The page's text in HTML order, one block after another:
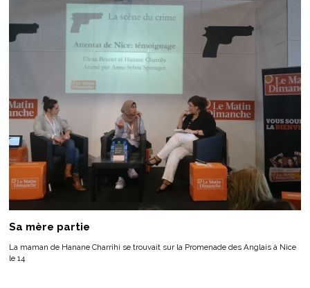
Sa mère partie
La maman de Hanane Charrihi se trouvait sur la Promenade des Anglais à Nice
le 14